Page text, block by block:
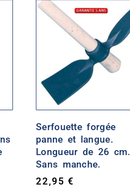
Serfouette forgée
panne et langue.
Longueur de 26 cm.
Sans manche.
22,95€